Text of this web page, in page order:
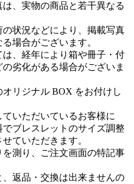
、実物の商品と若干異なる
状況などにより、掲載写真
場合がございます。
、経年により箱や冊子・付
劣化がある場合がございま
リジナル BOX をお付けし
いただいているお客様に
ブレスレットのサイズ調整
ていただきます。
を測り、ご注文画面の特記事
返品・交換は出来ませんの